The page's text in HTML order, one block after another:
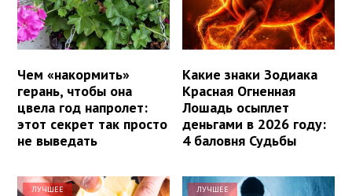
Чем «накормить»
герань, чтобы она
цвела год напролет:
этот секрет так просто
не выведать
Какие знаки Зодиака
Красная Огненная
Лошадь осыплет
деньгами в 2026 году:
4 баловня Судьбы
ЛУЧШЕЕ ЛУЧШЕЕ